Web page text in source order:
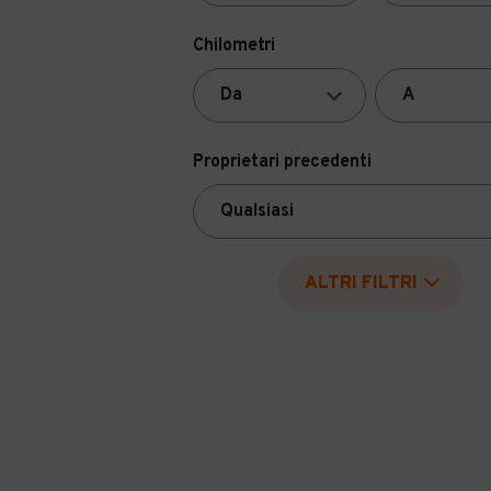
Chilometri
Proprietari precedenti
ALTRI FILTRI